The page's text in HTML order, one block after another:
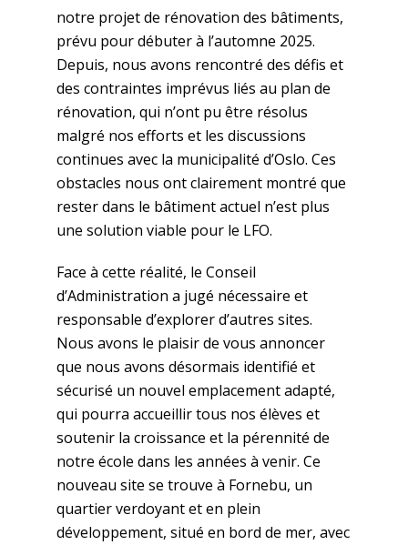
notre projet de rénovation des bâtiments,
prévu pour débuter à l’automne 2025.
Depuis, nous avons rencontré des défis et
des contraintes imprévus liés au plan de
rénovation, qui n’ont pu être résolus
malgré nos efforts et les discussions
continues avec la municipalité d’Oslo. Ces
obstacles nous ont clairement montré que
rester dans le bâtiment actuel n’est plus
une solution viable pour le LFO.
Face à cette réalité, le Conseil
d’Administration a jugé nécessaire et
responsable d’explorer d’autres sites.
Nous avons le plaisir de vous annoncer
que nous avons désormais identifié et
sécurisé un nouvel emplacement adapté,
qui pourra accueillir tous nos élèves et
soutenir la croissance et la pérennité de
notre école dans les années à venir. Ce
nouveau site se trouve à Fornebu, un
quartier verdoyant et en plein
développement, situé en bord de mer, avec